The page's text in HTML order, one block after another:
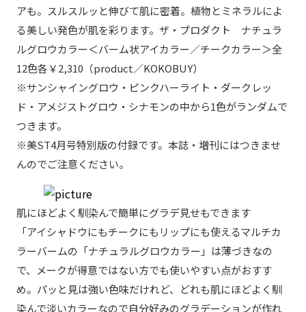
アも。スルスルッと伸びて肌に密着。植物とミネラルによ
る美しい発色が肌を彩ります。ザ・プロダクト ナチュラ
ルグロウカラー＜バーム状アイカラー／チークカラー＞全
12色各￥2,310（product／KOKOBUY）
※サンシャイングロウ・ピンクハーライト・ダークレッ
ド・アメジストグロウ・シナモンの中から1色がランダムで
つきます。
※美ST4月号特別版の付録です。本誌・増刊にはつきませ
んのでご注意ください。
肌にほどよく馴染んで簡単にグラデ見せもできます
「アイシャドウにもチークにもリップにも使えるマルチカ
ラーバームの「ナチュラルグロウカラー」は薄づきなの
で、メークが得意ではない方でも使いやすい点がおすす
め。パッと見は強い色味だけれど、どれも肌にほどよく馴
染んで淡いカラーなので自分好みのグラデーションが作れ